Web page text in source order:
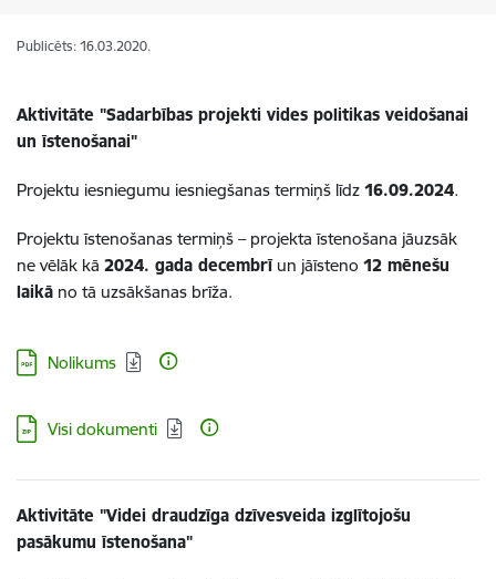
Publicēts: 16.03.2020.
Aktivitāte "Sadarbības projekti vides politikas veidošanai
un īstenošanai"
Projektu iesniegumu iesniegšanas termiņš līdz 16.09.2024.
Projektu īstenošanas termiņš – projekta īstenošana jāuzsāk
ne vēlāk kā 2024. gada decembrīun jāīsteno 12 mēnešu
laikā no tā uzsākšanas brīža.
Lejupielādēt:
Nolikums
Lejupielādēt:
Visi dokumenti
Aktivitāte "Videi draudzīga dzīvesveida izglītojošu
pasākumu īstenošana"